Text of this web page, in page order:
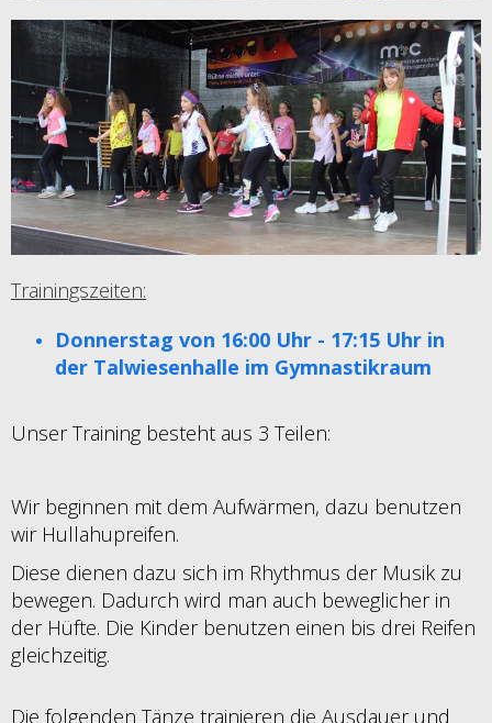
Trainingszeiten:
Donnerstag von 16:00 Uhr - 17:15 Uhr in
der Talwiesenhalle im Gymnastikraum
Unser Training besteht aus 3 Teilen:
Wir beginnen mit dem Aufwärmen, dazu benutzen
wir Hullahupreifen.
Diese dienen dazu sich im Rhythmus der Musik zu
bewegen. Dadurch wird man auch beweglicher in
der Hüfte. Die Kinder benutzen einen bis drei Reifen
gleichzeitig.
Die folgenden Tänze trainieren die Ausdauer und